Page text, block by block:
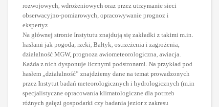
rozwojowych, wdrożeniowych oraz przez utrzymanie sieci
obserwacyjno-pomiarowych, opracowywanie prognoz i
ekspertyz.
Na głównej stronie Instytutu znajdują się zakładki z takimi m.in.
hasłami jak pogoda, rzeki, Bałtyk, ostrzeżenia i zagrożenia,
działalność MGW, prognoza awiometeorologiczna, awiacja.
Każda z nich dysponuje licznymi podstronami. Na przykład pod
hasłem „działalność” znajdziemy dane na temat prowadzonych
przez Instytut badań meteorologicznych i hydrologicznych (m.in
specjalistyczne opracowania klimatologiczne dla potrzeb
różnych gałęzi gospodarki czy badania jezior z zakresu